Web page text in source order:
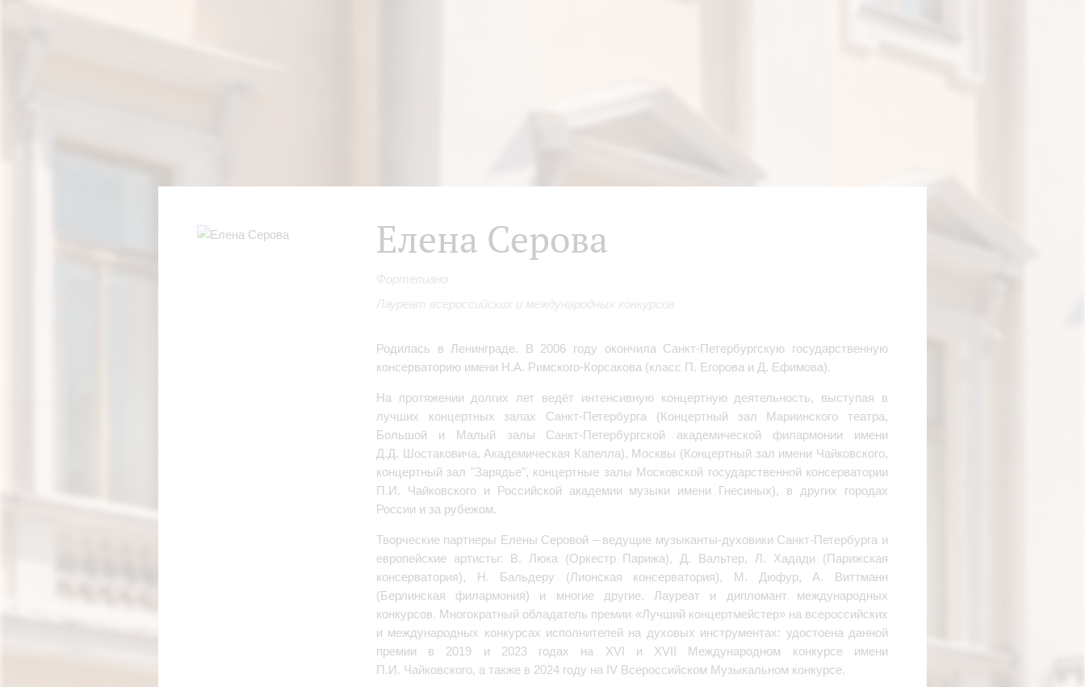
Елена Серова
Фортепиано
Лауреат всероссийских и международных конкурсов
Родилась в Ленинграде. В 2006 году окончила Санкт-Петербургскую государственную
консерваторию имени Н.А. Римского-Корсакова (класс П. Егорова и Д. Ефимова).
На протяжении долгих лет ведёт интенсивную концертную деятельность, выступая в
лучших концертных залах Санкт-Петербурга (Концертный зал Мариинского театра,
Большой и Малый залы Санкт-Петербургской академической филармонии имени
Д.Д. Шостаковича, Академическая Капелла), Москвы (Концертный зал имени Чайковского,
концертный зал "Зарядье", концертные залы Московской государственной консерватории
П.И. Чайковского и Российской академии музыки имени Гнесиных), в других городах
России и за рубежом.
Творческие партнеры Елены Серовой – ведущие музыканты-духовики Санкт-Петербурга и
европейские артисты: В. Люка (Оркестр Парижа), Д. Вальтер, Л. Хадади (Парижская
консерватория), Н. Бальдеру (Лионская консерватория), М. Дюфур, А. Виттманн
(Берлинская филармония) и многие другие. Лауреат и дипломант международных
конкурсов. Многократный обладатель премии «Лучший концертмейстер» на всероссийских
и международных конкурсах исполнителей на духовых инструментах: удостоена данной
премии в 2019 и 2023 годах на XVI и XVII Международном конкурсе имени
П.И. Чайковского, а также в 2024 году на IV Всероссийском Музыкальном конкурсе.